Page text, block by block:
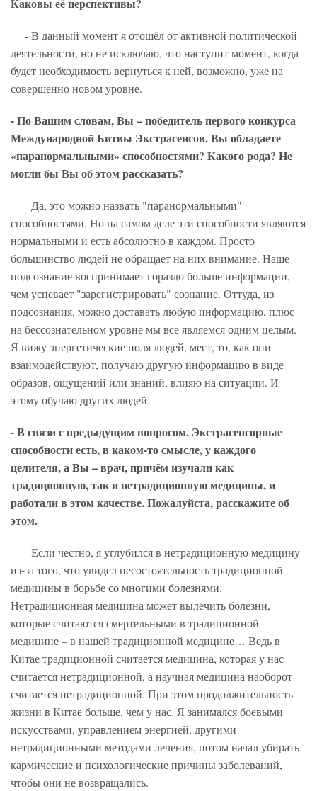
Каковы её перспективы?
- В данный момент я отошёл от активной политической
деятельности, но не исключаю, что наступит момент, когда
будет необходимость вернуться к ней, возможно, уже на
совершенно новом уровне.
- По Вашим словам, Вы – победитель первого конкурса
Международной Битвы Экстрасенсов. Вы обладаете
«паранормальными» способностями? Какого рода? Не
могли бы Вы об этом рассказать?
- Да, это можно назвать "паранормальными"
способностями. Но на самом деле эти способности являются
нормальными и есть абсолютно в каждом. Просто
большинство людей не обращает на них внимание. Наше
подсознание воспринимает гораздо больше информации,
чем успевает "зарегистрировать" сознание. Оттуда, из
подсознания, можно доставать любую информацию, плюс
на бессознательном уровне мы все являемся одним целым.
Я вижу энергетические поля людей, мест, то, как они
взаимодействуют, получаю другую информацию в виде
образов, ощущений или знаний, влияю на ситуации. И
этому обучаю других людей.
- В связи с предыдущим вопросом. Экстрасенсорные
способности есть, в каком-то смысле, у каждого
целителя, а Вы – врач, причём изучали как
традиционную, так и нетрадиционную медицины, и
работали в этом качестве. Пожалуйста, расскажите об
этом.
- Если честно, я углубился в нетрадиционную медицину
из-за того, что увидел несостоятельность традиционной
медицины в борьбе со многими болезнями.
Нетрадиционная медицина может вылечить болезни,
которые считаются смертельными в традиционной
медицине – в нашей традиционной медицине… Ведь в
Китае традиционной считается медицина, которая у нас
считается нетрадиционной, а научная медицина наоборот
считается нетрадиционной. При этом продолжительность
жизни в Китае больше, чем у нас. Я занимался боевыми
искусствами, управлением энергией, другими
нетрадиционными методами лечения, потом начал убирать
кармические и психологические причины заболеваний,
чтобы они не возвращались.